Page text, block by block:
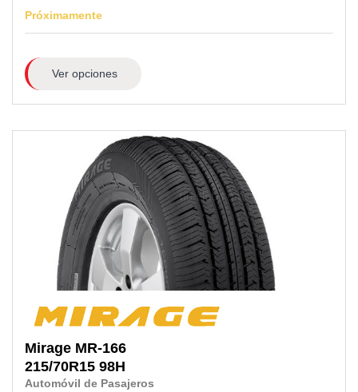
Próximamente
Ver opciones
Mirage MR-166
215/70R15 98H
Automóvil de Pasajeros